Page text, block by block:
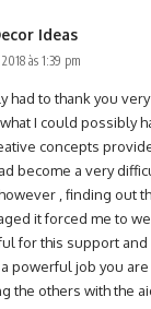
Ideas
às 1:39 pm
had to thank you
I could possibly
concepts
become a very
, finding out
it forced me to
for this support and
powerful job you
the others with the